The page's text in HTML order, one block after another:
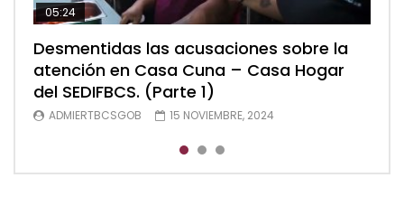
05:24
Desmentidas las acusaciones sobre la
atención en Casa Cuna – Casa Hogar
del SEDIFBCS. (Parte 1)
ADMIERTBCSGOB 15 NOVIEMBRE, 2024
04:28
Desmentidas las acusaciones sobre la
atención en Casa Cuna – Casa Hogar
del SEDIFBCS. (Parte 2)
ADMIERTBCSGOB 15 NOVIEMBRE, 2024
05:48
Desmentidas las acusaciones sobre la
atención en Casa Cuna – Casa Hogar
del SEDIFBCS (Parte 3)
ADMIERTBCSGOB 15 NOVIEMBRE, 2024